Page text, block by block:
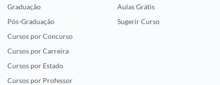
Graduação
Pós-Graduação
Cursos por Concurso
Cursos por Carreira
Cursos por Estado
Cursos por Professor
Aulas Grátis
Sugerir Curso